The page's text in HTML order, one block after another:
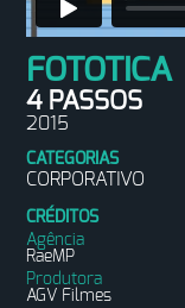
FOTOTICA
4 PASSOS
2015
CATEGORIAS
CORPORATIVO
CRÉDITOS
Agência
RaeMP
Produtora
AGV Filmes